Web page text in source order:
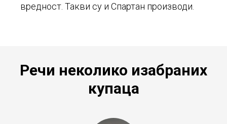
вредност. Такви су и Спартан производи.
Речи неколико изабраних
купаца